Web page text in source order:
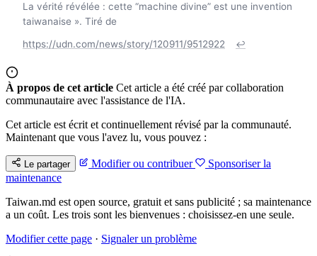
La vérité révélée : cette “machine divine” est une invention
taiwanaise ». Tiré de
https://udn.com/news/story/120911/9512922
↩
À propos de cet article Cet article a été créé par collaboration
communautaire avec l'assistance de l'IA.
Cet article est écrit et continuellement révisé par la communauté.
Maintenant que vous l'avez lu, vous pouvez :
Le partager Modifier ou contribuer
Sponsoriser la
maintenance
Taiwan.md est open source, gratuit et sans publicité ; sa maintenance
a un coût. Les trois sont les bienvenues : choisissez-en une seule.
Modifier cette page · Signaler un problème